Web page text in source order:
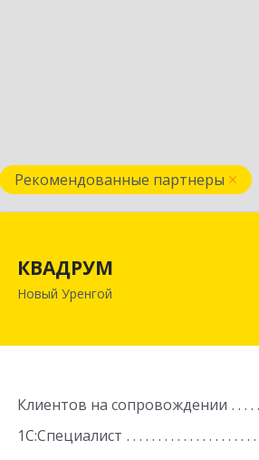
Рекомендованные партнеры
КВАДРУМ
Новый Уренгой
Клиентов на сопровождении
1С:Специалист
629309, Ямало-Ненецкий АО,
Уренгой г, Северное Кольцо ул,